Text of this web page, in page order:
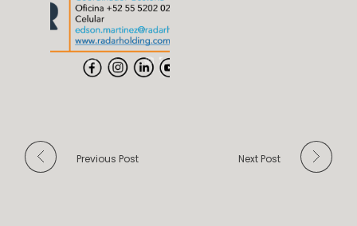
Previous Post Next Post